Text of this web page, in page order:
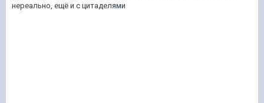
нереально, ещё и с цитаделями